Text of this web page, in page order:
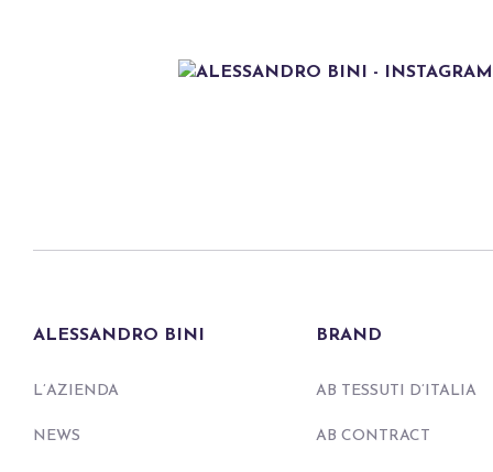
ALESSANDRO BINI
L’AZIENDA
NEWS
BRAND
AB TESSUTI D’ITALIA
AB CONTRACT